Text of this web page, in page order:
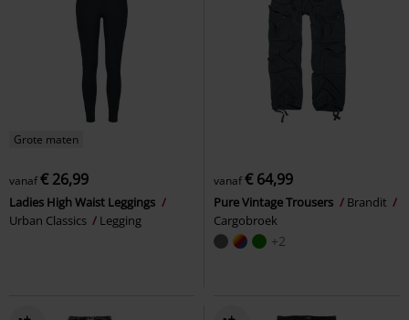
Grote maten
vanaf€ 26,99
Ladies High Waist Leggings
Urban Classics
Legging
vanaf€ 64,99
Pure Vintage Trousers
Brandit
Cargobroek
+2